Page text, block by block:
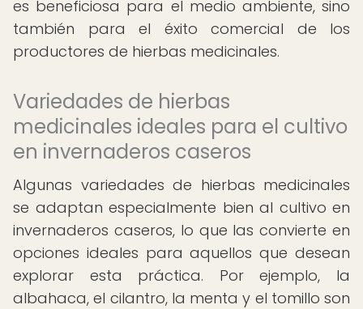
es beneficiosa para el medio ambiente, sino
también para el éxito comercial de los
productores de hierbas medicinales.
Variedades de hierbas
medicinales ideales para el cultivo
en invernaderos caseros
Algunas variedades de hierbas medicinales
se adaptan especialmente bien al cultivo en
invernaderos caseros, lo que las convierte en
opciones ideales para aquellos que desean
explorar esta práctica. Por ejemplo, la
albahaca, el cilantro, la menta y el tomillo son